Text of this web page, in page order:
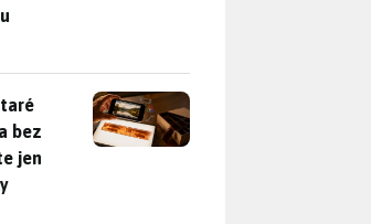
fotografie zdarma a bez skeneru.
bez
jen